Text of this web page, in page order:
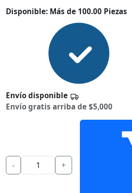
Disponible: Más de 100.00 Piezas
Envío disponible
Envío gratis arriba de $5,000
- +